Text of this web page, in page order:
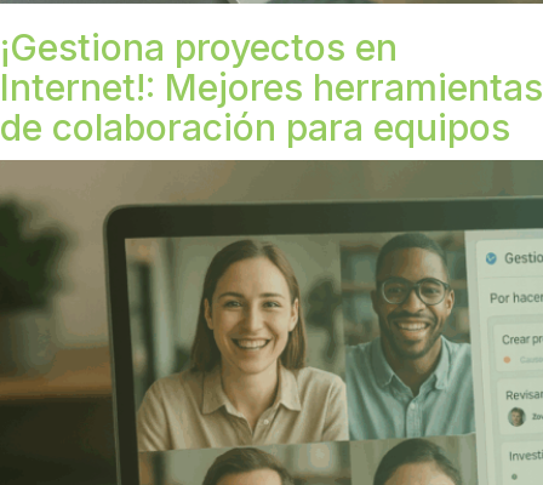
¡Gestiona proyectos en
Internet!: Mejores herramientas
de colaboración para equipos